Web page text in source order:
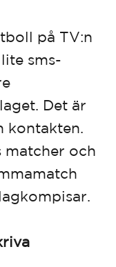
på TV:n
sms-
Det är
kontakten.
matcher och